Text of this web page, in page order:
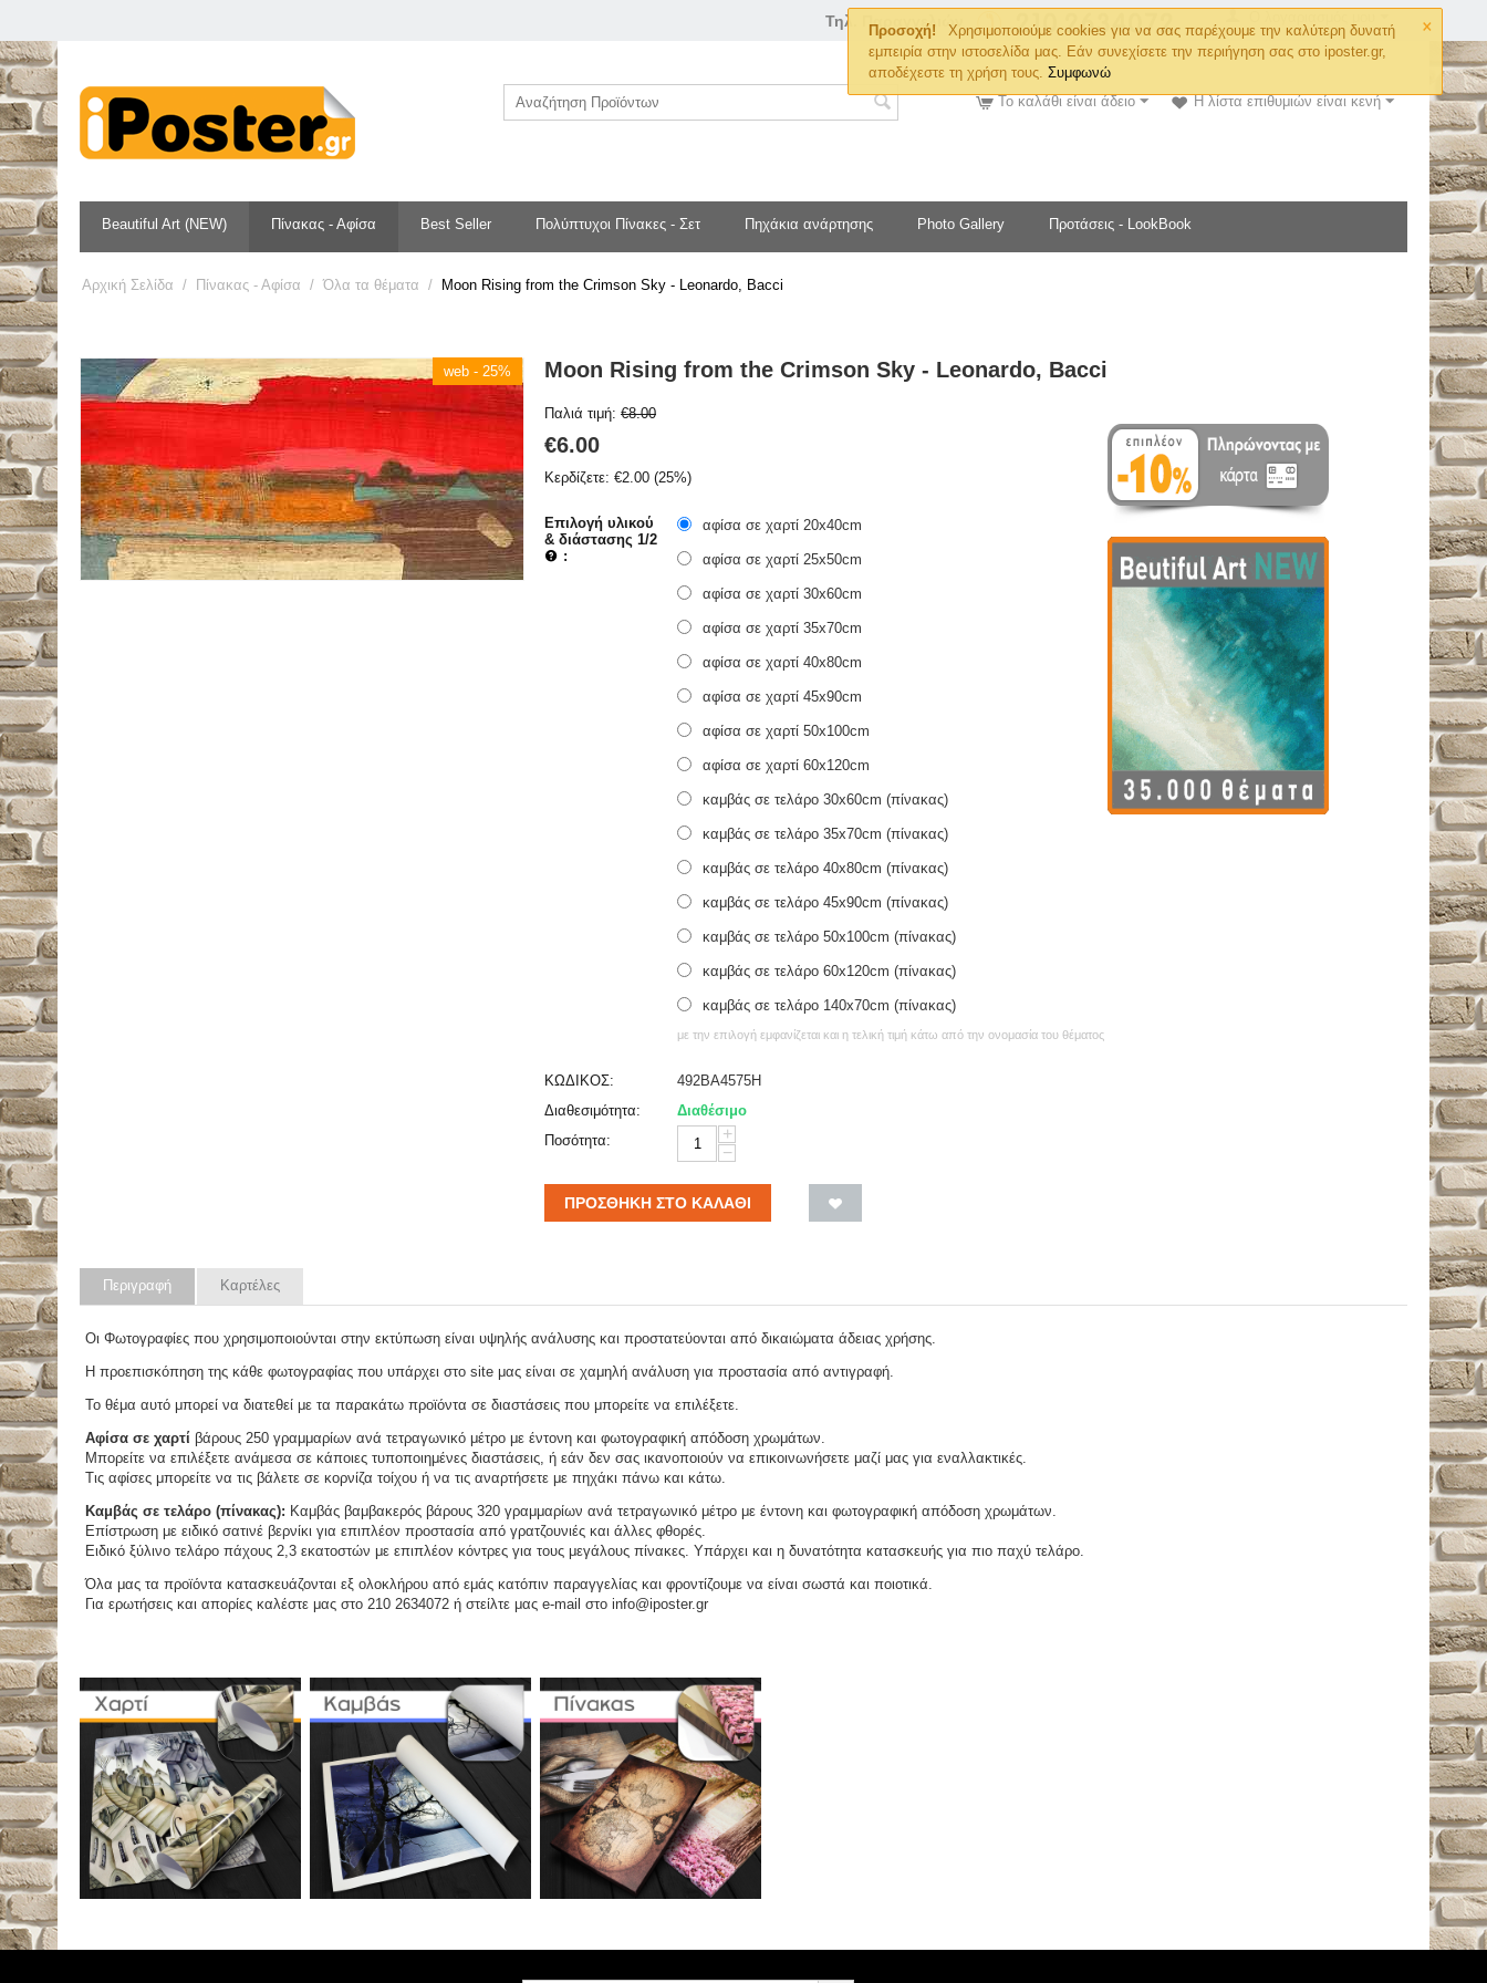
×
Προσοχή!
Χρησιμοποιούμε cookies για να σας παρέχουμε την καλύτερη δυνατή
εμπειρία στην ιστοσελίδα μας. Εάν συνεχίσετε την περιήγηση σας στο iposter.gr,
αποδέχεστε τη χρήση τους.Συμφωνώ
Τηλ. Παραγγελιών
Η λίστα επιθυμιών είναι κενή
Το καλάθι είναι άδειο
Beautiful Art (NEW) Πίνακας - Αφίσα Best Seller Πολύπτυχοι Πίνακες - Σετ Πηχάκια ανάρτησης Photo Gallery Προτάσεις - LookBook
Αρχική Σελίδα / Πίνακας - Αφίσα / Όλα τα θέματα / Moon Rising from the Crimson Sky - Leonardo, Bacci
web - 25% Moon Rising from the Crimson Sky - Leonardo, Bacci
Παλιά τιμή: €8.00
€6.00
Κερδίζετε: €2.00 (25%)
Επιλογή υλικού
& διάστασης 1/2
:
αφίσα σε χαρτί 20x40cm
αφίσα σε χαρτί 25x50cm
αφίσα σε χαρτί 30x60cm
αφίσα σε χαρτί 35x70cm
αφίσα σε χαρτί 40x80cm
αφίσα σε χαρτί 45x90cm
αφίσα σε χαρτί 50x100cm
αφίσα σε χαρτί 60x120cm
καμβάς σε τελάρο 30x60cm (πίνακας)
καμβάς σε τελάρο 35x70cm (πίνακας)
καμβάς σε τελάρο 40x80cm (πίνακας)
καμβάς σε τελάρο 45x90cm (πίνακας)
καμβάς σε τελάρο 50x100cm (πίνακας)
καμβάς σε τελάρο 60x120cm (πίνακας)
καμβάς σε τελάρο 140x70cm (πίνακας)
με την επιλογή εμφανίζεται και η τελική τιμή κάτω από την ονομασία του θέματος
ΚΩΔΙΚΟΣ:
492BA4575H
Διαθεσιμότητα:
Διαθέσιμο
Ποσότητα:
+
−
ΠΡΟΣΘΉΚΗ ΣΤΟ ΚΑΛΆΘΙ
Περιγραφή Καρτέλες
Οι Φωτογραφίες που χρησιμοποιούνται στην εκτύπωση είναι υψηλής ανάλυσης και προστατεύονται από δικαιώματα άδειας χρήσης.
Η προεπισκόπηση της κάθε φωτογραφίας που υπάρχει στο site μας είναι σε χαμηλή ανάλυση για προστασία από αντιγραφή.
Το θέμα αυτό μπορεί να διατεθεί με τα παρακάτω προϊόντα σε διαστάσεις που μπορείτε να επιλέξετε.
Αφίσα σε χαρτί βάρους 250 γραμμαρίων ανά τετραγωνικό μέτρο με έντονη και φωτογραφική απόδοση χρωμάτων.
Μπορείτε να επιλέξετε ανάμεσα σε κάποιες τυποποιημένες διαστάσεις, ή εάν δεν σας ικανοποιούν να επικοινωνήσετε μαζί μας για εναλλακτικές.
Τις αφίσες μπορείτε να τις βάλετε σε κορνίζα τοίχου ή να τις αναρτήσετε με πηχάκι πάνω και κάτω.
Καμβάς σε τελάρο (πίνακας): Καμβάς βαμβακερός βάρους 320 γραμμαρίων ανά τετραγωνικό μέτρο με έντονη και φωτογραφική απόδοση χρωμάτων.
Επίστρωση με ειδικό σατινέ βερνίκι για επιπλέον προστασία από γρατζουνιές και άλλες φθορές.
Ειδικό ξύλινο τελάρο πάχους 2,3 εκατοστών με επιπλέον κόντρες για τους μεγάλους πίνακες. Υπάρχει και η δυνατότητα κατασκευής για πιο παχύ τελάρο.
Όλα μας τα προϊόντα κατασκευάζονται εξ ολοκλήρου από εμάς κατόπιν παραγγελίας και φροντίζουμε να είναι σωστά και ποιοτικά.
Για ερωτήσεις και απορίες καλέστε μας στο 210 2634072 ή στείλτε μας e-mail στο info@iposter.gr